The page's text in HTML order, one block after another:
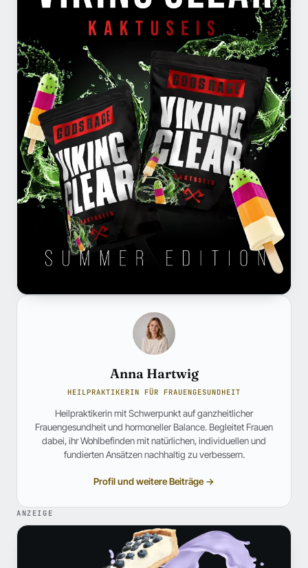
Anna Hartwig
HEILPRAKTIKERIN FÜR FRAUENGESUNDHEIT
Heilpraktikerin mit Schwerpunkt auf ganzheitlicher
Frauengesundheit und hormoneller Balance. Begleitet Frauen
dabei, ihr Wohlbefinden mit natürlichen, individuellen und
fundierten Ansätzen nachhaltig zu verbessern.
Profil und weitere Beiträge →
ANZEIGE